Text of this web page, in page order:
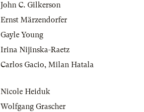
John C. Gilkerson
Ernst Märzendorfer
Gayle Young
Irina Nijinska-Raetz
Carlos Gacio, Milan Hatala
Nicole Heiduk
Wolfgang Grascher